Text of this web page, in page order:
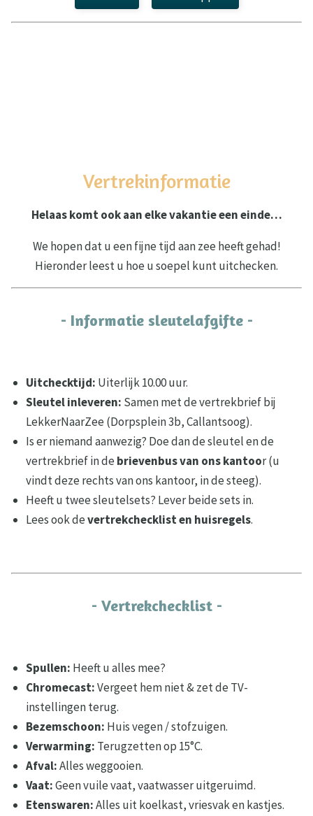
Vertrekinformatie
Helaas komt ook aan elke vakantie een einde…
We hopen dat u een fijne tijd aan zee heeft gehad!
Hieronder leest u hoe u soepel kunt uitchecken.
- Informatie sleutelafgifte -
Uitchecktijd: Uiterlijk 10.00 uur.
Sleutel inleveren: Samen met de vertrekbrief bij
LekkerNaarZee (Dorpsplein 3b, Callantsoog).
Is er niemand aanwezig? Doe dan de sleutel en de
vertrekbrief in de brievenbusvan ons kantoor (u
vindt deze rechts van ons kantoor, in de steeg).
Heeft u twee sleutelsets? Lever beide sets in.
Lees ook devertrekchecklist en huisregels.
- Vertrekchecklist -
Spullen: Heeft u alles mee?
Chromecast:Vergeet hem niet & zet de TV-
instellingen terug.
Bezemschoon: Huis vegen / stofzuigen.
Verwarming: Terugzetten op 15°C.
Afval:Alles weggooien.
Vaat:Geen vuile vaat, vaatwasser uitgeruimd.
Etenswaren:Alles uit koelkast, vriesvak en kastjes.